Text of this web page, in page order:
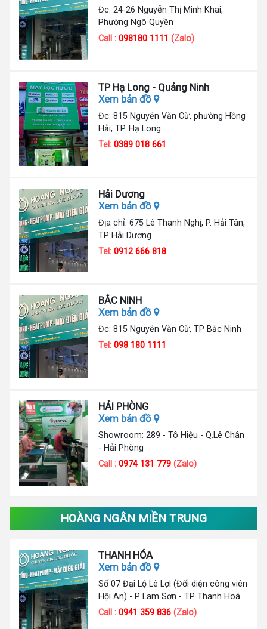
Đc: 24-26 Nguyễn Thị Minh Khai,
Phường Ngô Quyền
Call :098180 1111 (Zalo)
TP Hạ Long - Quảng Ninh
Xem bản đồ
Đc: 815 Nguyễn Văn Cừ, phường Hồng
Hải, TP. Hạ Long
Tel:0389 018 661
Hải Dương
Xem bản đồ
Địa chỉ: 675 Lê Thanh Nghị, P. Hải Tân,
TP Hải Dương
Tel:0912 666 818
BẮC NINH
Xem bản đồ
Đc: 815 Nguyễn Văn Cừ, TP Bắc Ninh
Tel:098 180 1111
HẢI PHÒNG
Xem bản đồ
Showroom: 289 - Tô Hiệu - Q.Lê Chân
- Hải Phòng
Call :0974 131 779 (Zalo)
HOÀNG NGÂN MIỀN TRUNG
THANH HÓA
Xem bản đồ
Số 07 Đại Lộ Lê Lợi (Đối diện công viên
Hội An) - P Lam Sơn - TP Thanh Hoá
Call :0941 359 836 (Zalo)